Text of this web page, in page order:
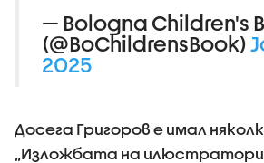
— Bologna Children's
(@BoChildrensBook)
2025
Досега Григоров е имал
„Изложбата на